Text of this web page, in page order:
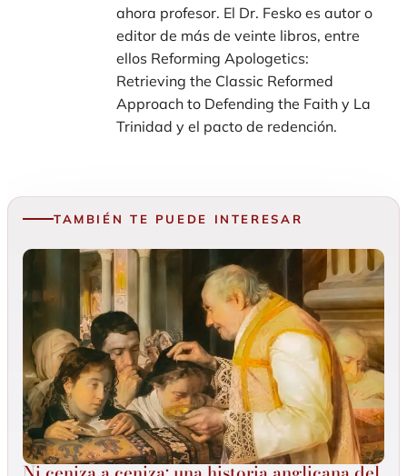
ahora profesor. El Dr. Fesko es autor o
editor de más de veinte libros, entre
ellos Reforming Apologetics:
Retrieving the Classic Reformed
Approach to Defending the Faith y La
Trinidad y el pacto de redención.
TAMBIÉN TE PUEDE INTERESAR